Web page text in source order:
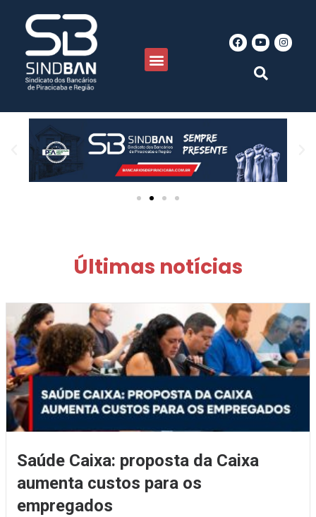
Últimas notícias
Saúde Caixa: proposta da Caixa
aumenta custos para os
empregados